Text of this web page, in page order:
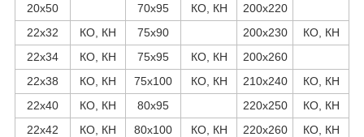
20х50
70х95 КО, КН
200х220
22х32
КО, КН 75х90 200х230
КО, КН
22х34
КО, КН 75х95 КО, КН
200х260
22х38
КО, КН 75х100 КО, КН 210х240
КО, КН
22х40
КО, КН 80х95 220х250
КО, КН
22х42
КО, КН 80х100 КО, КН 220х260
КО, КН